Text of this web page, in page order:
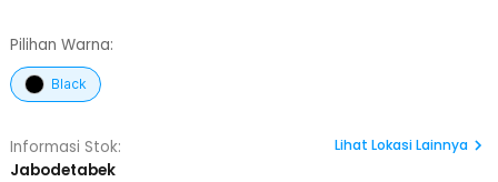
Pilihan Warna:
Black
Informasi Stok:
Jabodetabek
Lihat Lokasi Lainnya